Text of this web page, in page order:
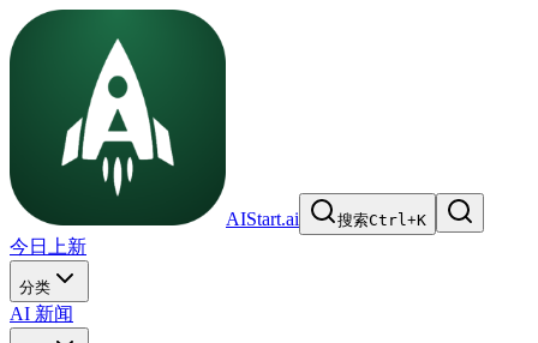
AIStart.ai 搜索Ctrl+K
今日上新
分类
AI 新闻